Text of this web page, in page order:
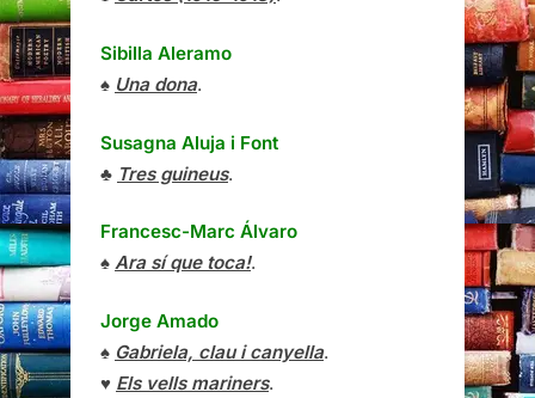
Sibilla Aleramo
♠ Una dona.
Susagna Aluja i Font
♣ Tres guineus.
Francesc-Marc Álvaro
♠ Ara sí que toca!.
Jorge Amado
♠ Gabriela, clau i canyella.
♥ Els vells mariners.